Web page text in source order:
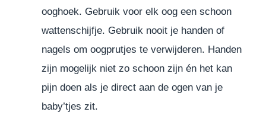
ooghoek. Gebruik voor elk oog een schoon
wattenschijfje. Gebruik nooit je handen of
nagels om oogprutjes te verwijderen. Handen
zijn mogelijk niet zo schoon zijn én het kan
pijn doen als je direct aan de ogen van je
baby’tjes zit.